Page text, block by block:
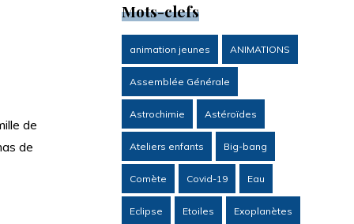
de
de
Mots-clefs
animation jeunes ANIMATIONS
Assemblée Générale
Astrochimie Astéroïdes
Ateliers enfants Big-bang
Comète Covid-19 Eau
Eclipse Etoiles Exoplanètes